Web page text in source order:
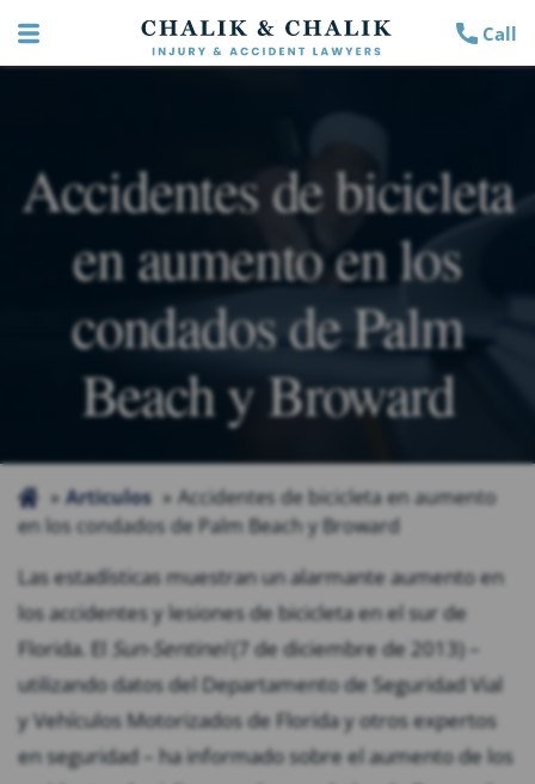
Call
Accidentes de bicicleta
en aumento en los
condados de Palm
Beach y Broward
Articulos
Accidentes de bicicleta en aumento
en los condados de Palm Beach y Broward
Las estadísticas muestran un alarmante aumento en
los accidentes y lesiones de bicicleta en el sur de
Florida. El Sun-Sentinel(7 de diciembre de 2013) –
utilizando datos del Departamento de Seguridad Vial
y Vehículos Motorizados de Florida y otros expertos
en seguridad – ha informado sobre el aumento de los